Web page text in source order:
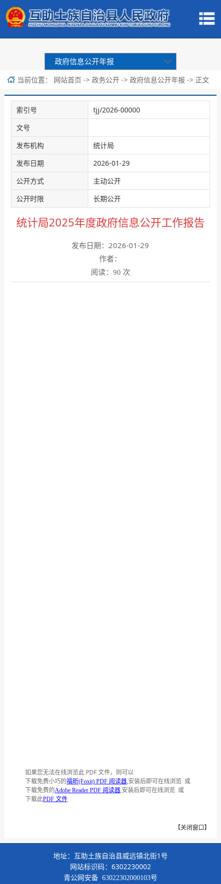
政府信息公开年报
当前位置： 网站首页 -> 政务公开 -> 政府信息公开年报 -> 正文
索引号
tjj/2026-00000
文号
发布机构
统计局
发布日期
2026-01-29
公开方式
主动公开
公开时限
长期公开
统计局2025年度政府信息公开工作报告
发布日期：2026-01-29
作者：
阅读：
90 次
如果您无法在线浏览此 PDF 文件，则可以
下载免费小巧的福昕(Foxit) PDF 阅读器,安装后即可在线浏览 或
下载免费的Adobe Reader PDF 阅读器,安装后即可在线浏览 或
下载此PDF 文件
【关闭窗口 】
地址：互助土族自治县威远镇北街1号
网站标识码：6302230002
青公网安备 63022302000103号